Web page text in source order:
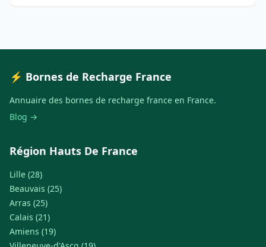
⚡ Bornes de Recharge France
Annuaire des bornes de recharge france en France.
Blog →
Région Hauts De France
Lille (28)
Beauvais (25)
Arras (25)
Calais (21)
Amiens (19)